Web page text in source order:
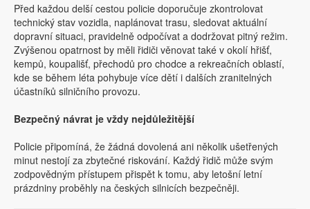
Před každou delší cestou policie doporučuje zkontrolovat
technický stav vozidla, naplánovat trasu, sledovat aktuální
dopravní situaci, pravidelně odpočívat a dodržovat pitný režim.
Zvýšenou opatrnost by měli řidiči věnovat také v okolí hřišť,
kempů, koupališť, přechodů pro chodce a rekreačních oblastí,
kde se během léta pohybuje více dětí i dalších zranitelných
účastníků silničního provozu.
Bezpečný návrat je vždy nejdůležitější
Policie připomíná, že žádná dovolená ani několik ušetřených
minut nestojí za zbytečné riskování. Každý řidič může svým
zodpovědným přístupem přispět k tomu, aby letošní letní
prázdniny proběhly na českých silnicích bezpečněji.